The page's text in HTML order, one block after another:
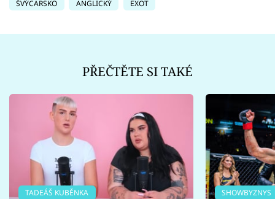
ŠVÝCARSKO ANGLICKÝ EXOT
PŘEČTĚTE SI TAKÉ
TADEÁŠ KUBĚNKA SHOWBYZNYS